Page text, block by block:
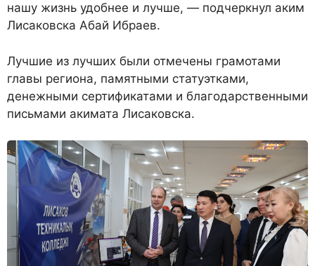
нашу жизнь удобнее и лучше, — подчеркнул аким
Лисаковска Абай Ибраев.
Лучшие из лучших были отмечены грамотами
главы региона, памятными статуэтками,
денежными сертификатами и благодарственными
письмами акимата Лисаковска.